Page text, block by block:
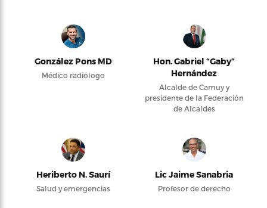
González Pons MD
Médico radiólogo
Hon. Gabriel “Gaby”
Hernández
Alcalde de Camuy y
presidente de la Federación
de Alcaldes
Heriberto N. Saurí
Salud y emergencias
Lic Jaime Sanabria
Profesor de derecho